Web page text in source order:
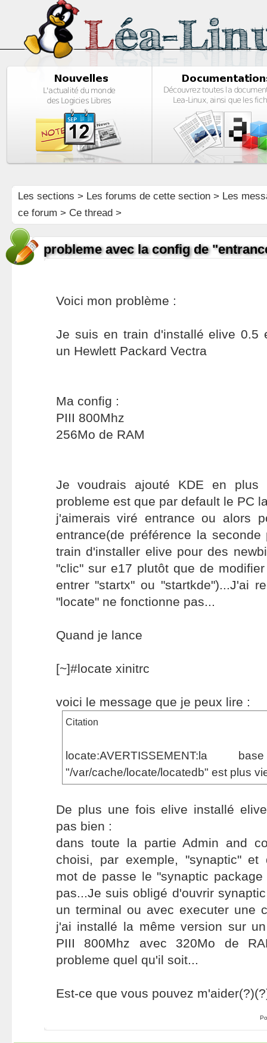
Les sections > Les forums de cette section> Les
ce forum > Ce thread >
probleme avec la config de
Voici mon problème :
Je suis en train d'installé elive 0.5
un Hewlett Packard Vectra
Ma config :
PIII 800Mhz
256Mo de RAM
Je voudrais ajouté KDE en plus
probleme est que par default le PC
j'aimerais viré entrance ou alors
entrance(de préférence la
train d'installer elive pour des
"clic" sur e17 plutôt que de
entrer "startx" ou "startkde")...J'ai
"locate" ne fonctionne pas...
Quand je lance
[~]#locate xinitrc
voici le message que je peux lire :
Citation
locate:AVERTISSEMENT:la
"/var/cache/locate/locatedb" est plus
De plus une fois elive installé
pas bien :
dans toute la partie Admin and
choisi, par exemple, "synaptic" et
mot de passe le "synaptic
pas...Je suis obligé d'ouvrir
un terminal ou avec executer une
j'ai installé la même version sur
PIII 800Mhz avec 320Mo de
probleme quel qu'il soit...
Est-ce que vous pouvez